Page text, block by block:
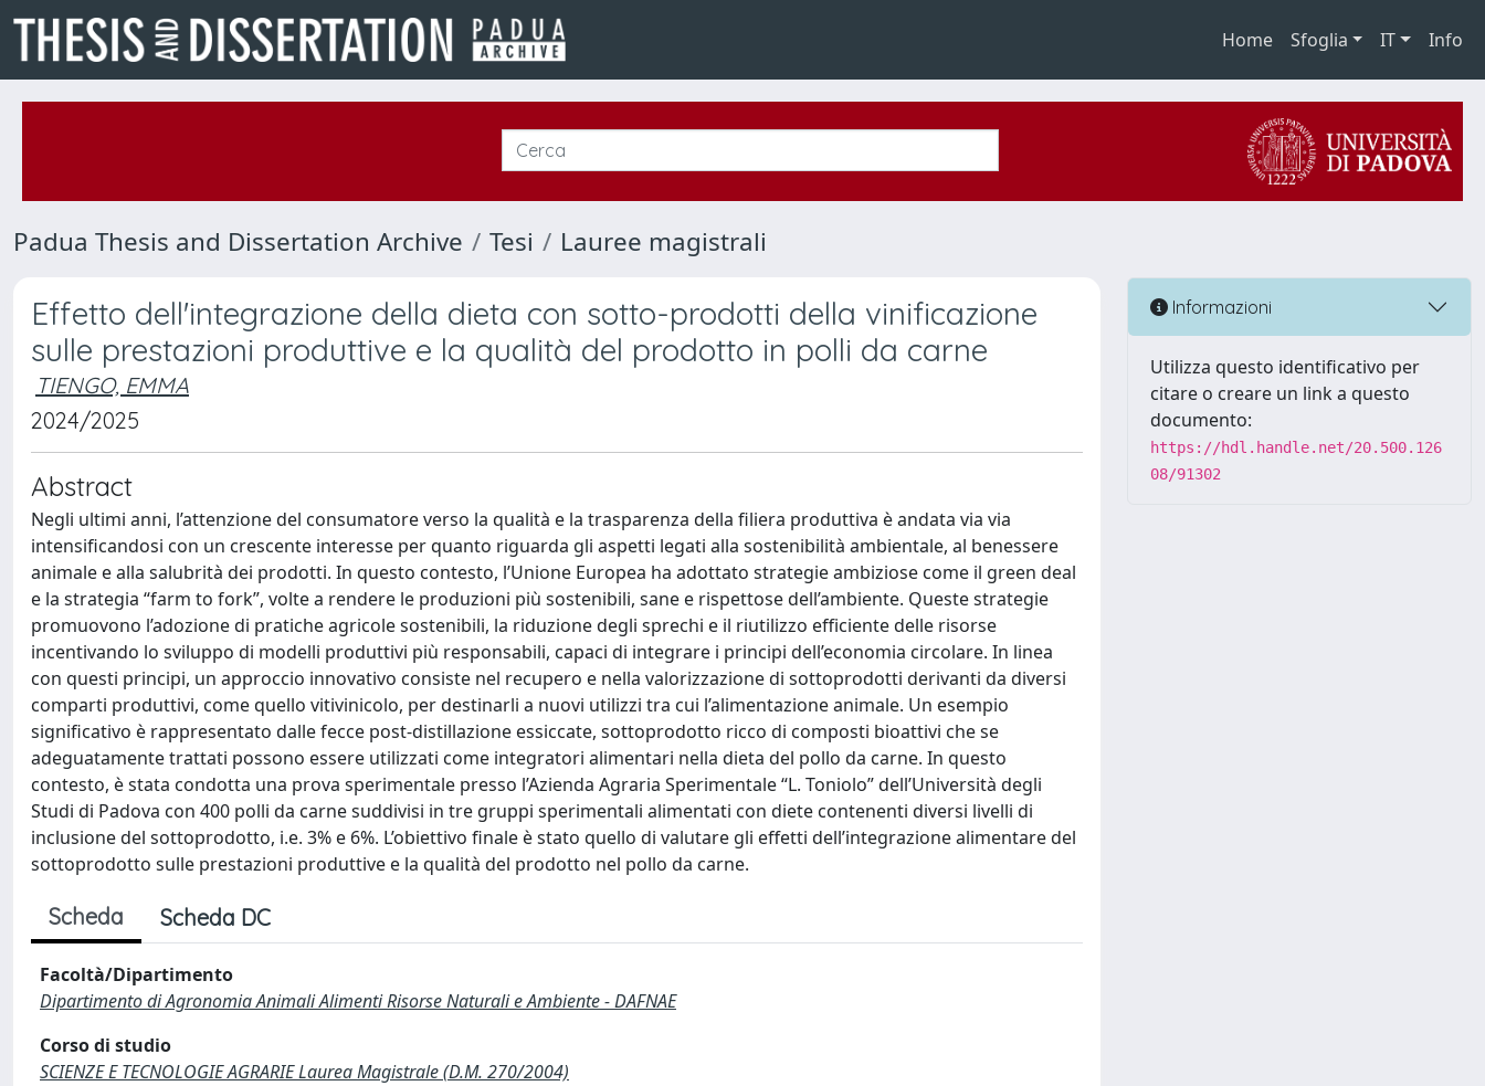
Home Sfoglia IT Info
Padua Thesis and Dissertation Archive Tesi Lauree magistrali
Effetto dell'integrazione della dieta con sotto-prodotti della vinificazione
sulle prestazioni produttive e la qualità del prodotto in polli da carne
TIENGO, EMMA
2024/2025
Abstract
Negli ultimi anni, l’attenzione del consumatore verso la qualità e la trasparenza della filiera produttiva è andata via via
intensificandosi con un crescente interesse per quanto riguarda gli aspetti legati alla sostenibilità ambientale, al benessere
animale e alla salubrità dei prodotti. In questo contesto, l’Unione Europea ha adottato strategie ambiziose come il green deal
e la strategia “farm to fork”, volte a rendere le produzioni più sostenibili, sane e rispettose dell’ambiente. Queste strategie
promuovono l’adozione di pratiche agricole sostenibili, la riduzione degli sprechi e il riutilizzo efficiente delle risorse
incentivando lo sviluppo di modelli produttivi più responsabili, capaci di integrare i principi dell’economia circolare. In linea
con questi principi, un approccio innovativo consiste nel recupero e nella valorizzazione di sottoprodotti derivanti da diversi
comparti produttivi, come quello vitivinicolo, per destinarli a nuovi utilizzi tra cui l’alimentazione animale. Un esempio
significativo è rappresentato dalle fecce post-distillazione essiccate, sottoprodotto ricco di composti bioattivi che se
adeguatamente trattati possono essere utilizzati come integratori alimentari nella dieta del pollo da carne. In questo
contesto, è stata condotta una prova sperimentale presso l’Azienda Agraria Sperimentale “L. Toniolo” dell’Università degli
Studi di Padova con 400 polli da carne suddivisi in tre gruppi sperimentali alimentati con diete contenenti diversi livelli di
inclusione del sottoprodotto, i.e. 3% e 6%. L’obiettivo finale è stato quello di valutare gli effetti dell’integrazione alimentare del
sottoprodotto sulle prestazioni produttive e la qualità del prodotto nel pollo da carne.
Scheda Scheda DC
Facoltà/Dipartimento
Dipartimento di Agronomia Animali Alimenti Risorse Naturali e Ambiente - DAFNAE
Corso di studio
SCIENZE E TECNOLOGIE AGRARIE Laurea Magistrale (D.M. 270/2004)
Informazioni
Utilizza questo identificativo per
citare o creare un link a questo
documento:
https://hdl.handle.net/20.500.126
08/91302